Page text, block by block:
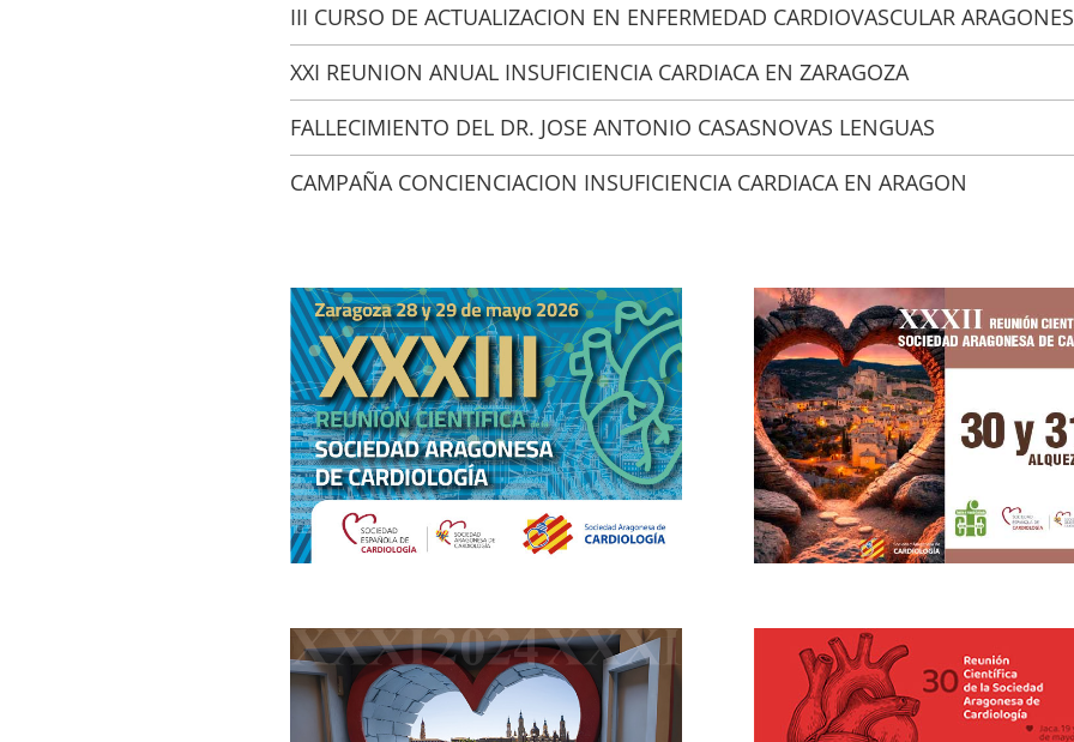
III CURSO DE ACTUALIZACION EN ENFERMEDAD CARDIOVASCULAR ARAGONES
XXI REUNION ANUAL INSUFICIENCIA CARDIACA EN ZARAGOZA
FALLECIMIENTO DEL DR. JOSE ANTONIO CASASNOVAS LENGUAS
CAMPAÑA CONCIENCIACION INSUFICIENCIA CARDIACA EN ARAGON